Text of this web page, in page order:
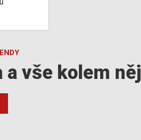
a vše kolem něj